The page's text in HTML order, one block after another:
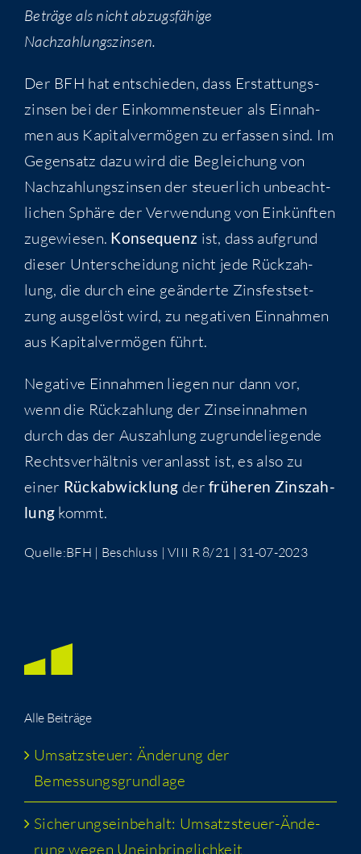
Beträ­ge als nicht abzugs­fä­hi­ge
Nachzahlungszinsen.
Der BFH hat ent­schie­den, dass Erstat­tungs­
zin­sen bei der Ein­kom­men­steu­er als Ein­nah­
men aus Kapi­tal­ver­mö­gen zu erfas­sen sind. Im
Gegen­satz dazu wird die Beglei­chung von
Nach­zah­lungs­zin­sen der steu­er­lich unbe­acht­
li­chen Sphä­re der Ver­wen­dung von Ein­künf­ten
zuge­wie­sen. Kon­se­quenz ist, dass auf­grund
die­ser Unter­schei­dung nicht jede Rück­zah­
lung, die durch eine geän­der­te Zins­fest­set­
zung aus­ge­löst wird, zu nega­ti­ven Ein­nah­men
aus Kapi­tal­ver­mö­gen führt.
Nega­ti­ve Ein­nah­men lie­gen nur dann vor,
wenn die Rück­zah­lung der Zins­ein­nah­men
durch das der Aus­zah­lung zugrun­de­lie­gen­de
Rechts­ver­hält­nis ver­an­lasst ist, es also zu
einer Rück­ab­wick­lung derfrü­he­ren Zins­zah­
lung kommt.
Quelle:BFH | Beschluss | VIII R 8/21 | 31-07-2023
Alle Bei­trä­ge
Umsatz­steu­er: Ände­rung der
Bemessungsgrundlage
Siche­rungs­ein­be­halt: Umsatz­steu­er-Ände­
rung wegen Uneinbringlichkeit